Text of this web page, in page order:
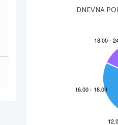
8.
(b)
DNEVNA